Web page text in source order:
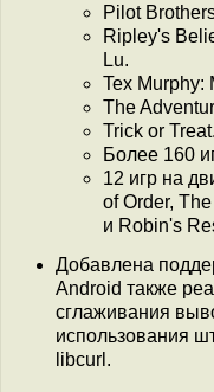
Pilot
Ripley's
Lu.
Tex Murphy:
The
Trick or Treat.
Более 160
12 игр на
of Order,
и Robin's
Добавлена
Android также
сглаживания
использования
libcurl.